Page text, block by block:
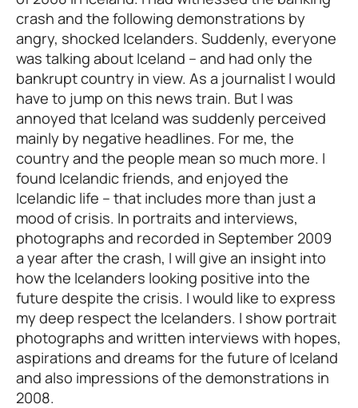
crash and the following demonstrations by
angry, shocked Icelanders. Suddenly, everyone
was talking about Iceland – and had only the
bankrupt country in view. As a journalist I would
have to jump on this news train. But I was
annoyed that Iceland was suddenly perceived
mainly by negative headlines. For me, the
country and the people mean so much more. I
found Icelandic friends, and enjoyed the
Icelandic life – that includes more than just a
mood of crisis. In portraits and interviews,
photographs and recorded in September 2009
a year after the crash, I will give an insight into
how the Icelanders looking positive into the
future despite the crisis. I would like to express
my deep respect the Icelanders. I show portrait
photographs and written interviews with hopes,
aspirations and dreams for the future of Iceland
and also impressions of the demonstrations in
2008.